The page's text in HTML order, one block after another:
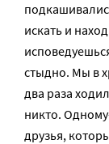
искать и
стыдно. Мы в
два раза
никто.
друзья,